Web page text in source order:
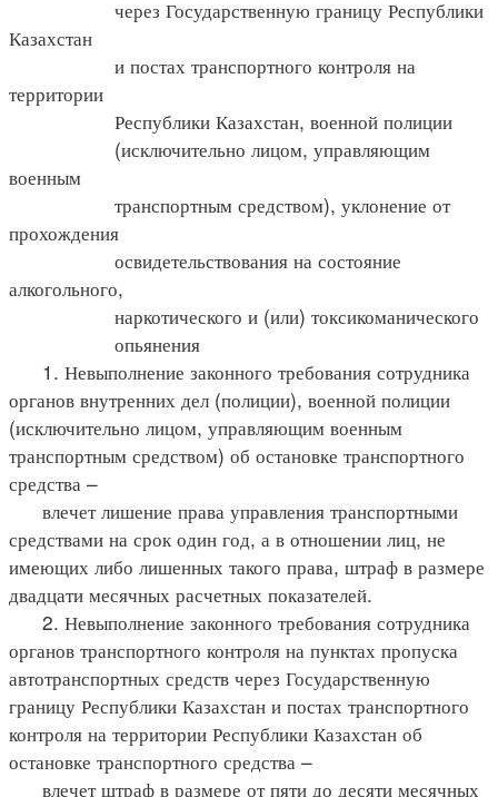
через Государственную границу Республики
Казахстан
и постах транспортного контроля на
территории
Республики Казахстан, военной полиции
(исключительно лицом, управляющим
военным
транспортным средством), уклонение от
прохождения
освидетельствования на состояние
алкогольного,
наркотического и (или) токсикоманического
опьянения
1. Невыполнение законного требования сотрудника
органов внутренних дел (полиции), военной полиции
(исключительно лицом, управляющим военным
транспортным средством) об остановке транспортного
средства –
влечет лишение права управления транспортными
средствами на срок один год, а в отношении лиц, не
имеющих либо лишенных такого права, штраф в размере
двадцати месячных расчетных показателей.
2. Невыполнение законного требования сотрудника
органов транспортного контроля на пунктах пропуска
автотранспортных средств через Государственную
границу Республики Казахстан и постах транспортного
контроля на территории Республики Казахстан об
остановке транспортного средства –
влечет штраф в размере от пяти до десяти месячных